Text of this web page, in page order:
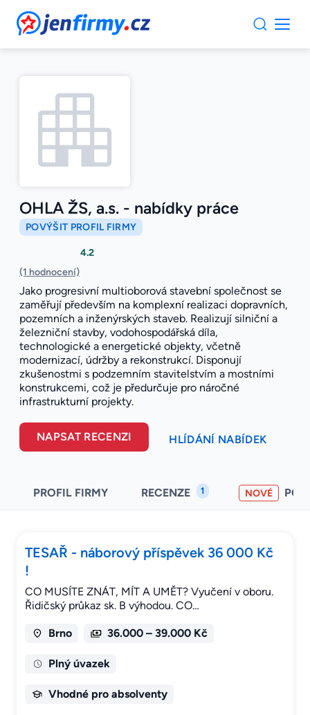
JenFirmy.cz
OHLA ŽS, a.s. - nabídky práce
POVÝŠIT PROFIL FIRMY
4.2
(1 hodnocení)
Jako progresivní multioborová stavební společnost se
zaměřují především na komplexní realizaci dopravních,
pozemních a inženýrských staveb. Realizují silniční a
železniční stavby, vodohospodářská díla,
technologické a energetické objekty, včetně
modernizací, údržby a rekonstrukcí. Disponují
zkušenostmi s podzemním stavitelstvím a mostními
konstrukcemi, což je předurčuje pro náročné
infrastrukturní projekty.
NAPSAT RECENZI HLÍDÁNÍ NABÍDEK
PROFIL FIRMY RECENZE 1 NOVÉ
TESAŘ - náborový příspěvek 36 000 Kč
!
CO MUSÍTE ZNÁT, MÍT A UMĚT? Vyučení v oboru.
Řidičský průkaz sk. B výhodou. CO…
Brno 36.000 – 39.000 Kč
Plný úvazek
Vhodné pro absolventy